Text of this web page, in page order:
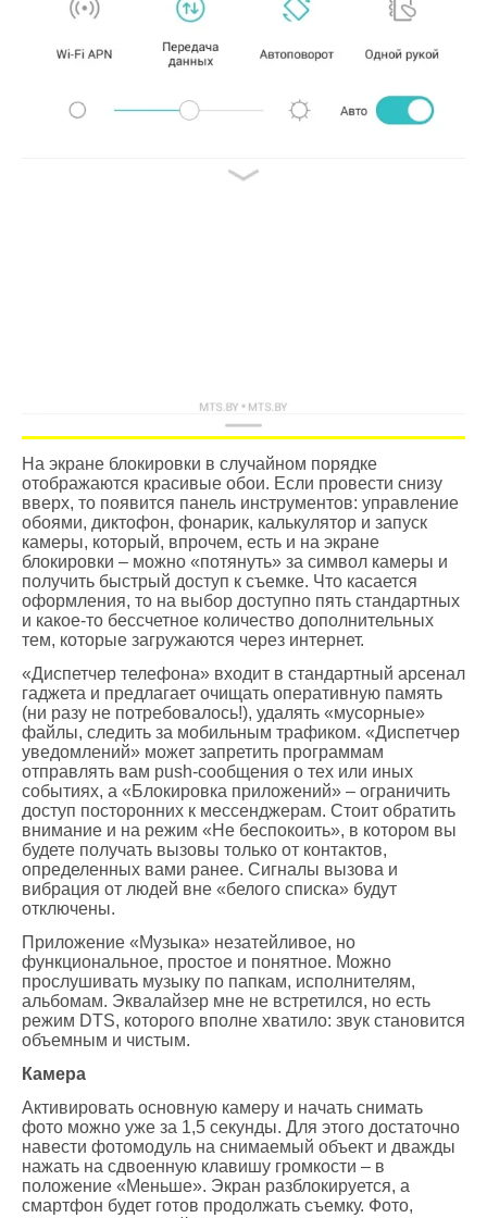
На экране блокировки в случайном порядке
отображаются красивые обои. Если провести снизу
вверх, то появится панель инструментов: управление
обоями, диктофон, фонарик, калькулятор и запуск
камеры, который, впрочем, есть и на экране
блокировки – можно «потянуть» за символ камеры и
получить быстрый доступ к съемке. Что касается
оформления, то на выбор доступно пять стандартных
и какое-то бессчетное количество дополнительных
тем, которые загружаются через интернет.
«Диспетчер телефона» входит в стандартный арсенал
гаджета и предлагает очищать оперативную память
(ни разу не потребовалось!), удалять «мусорные»
файлы, следить за мобильным трафиком. «Диспетчер
уведомлений» может запретить программам
отправлять вам push-сообщения о тех или иных
событиях, а «Блокировка приложений» – ограничить
доступ посторонних к мессенджерам. Стоит обратить
внимание и на режим «Не беспокоить», в котором вы
будете получать вызовы только от контактов,
определенных вами ранее. Сигналы вызова и
вибрация от людей вне «белого списка» будут
отключены.
Приложение «Музыка» незатейливое, но
функциональное, простое и понятное. Можно
прослушивать музыку по папкам, исполнителям,
альбомам. Эквалайзер мне не встретился, но есть
режим DTS, которого вполне хватило: звук становится
объемным и чистым.
Камера
Активировать основную камеру и начать снимать
фото можно уже за 1,5 секунды. Для этого достаточно
навести фотомодуль на снимаемый объект и дважды
нажать на сдвоенную клавишу громкости – в
положение «Меньше». Экран разблокируется, а
смартфон будет готов продолжать съемку. Фото,